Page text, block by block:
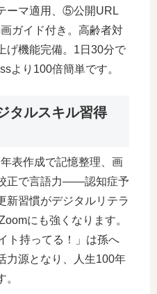
ーマ適用、⑤公開URL
ガイド付き。高齢者対
げ機能完備。1日30分で
より100倍簡単です。
タルスキル習得
表作成で記憶整理、画
正で言語力――認知症予
新習慣がデジタルリテラ
にも強くなります。
ト持ってる！」は孫へ
力源となり、人生100年